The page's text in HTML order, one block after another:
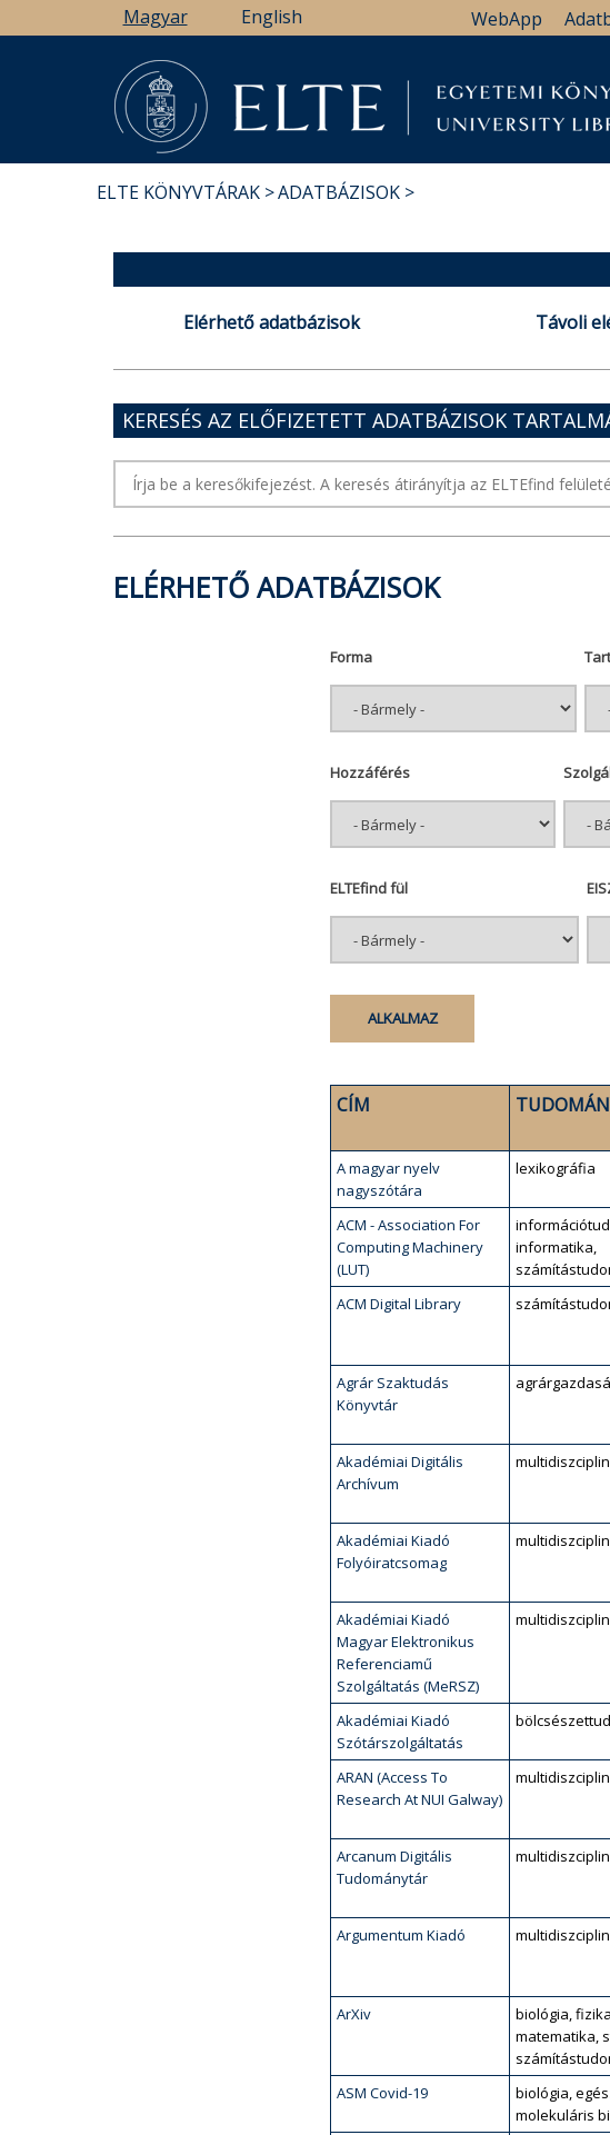
a
Magyar English WebApp
ELTE KÖNYVTÁRAK ADATBÁZISOK
Elérhető adatbázisok Távoli
KERESÉS AZ ELŐFIZETETT ADATBÁZISOK
ELÉRHETŐ ADATBÁZISOK
Forma
Hozzáférés
ELTEfind fül
CÍM
A magyar nyelv
nagyszótára
lexikográfia
ACM - Association For
Computing Machinery
(LUT)
informatika,
ACM Digital Library
Agrár Szaktudás
Könyvtár
Akadémiai Digitális
Archívum
Akadémiai Kiadó
Folyóiratcsomag
Akadémiai Kiadó
Magyar Elektronikus
Referenciamű
Szolgáltatás (MeRSZ)
Akadémiai Kiadó
Szótárszolgáltatás
ARAN (Access To
Research At NUI Galway)
Arcanum Digitális
Tudománytár
Argumentum Kiadó
ArXiv
biológia,
matematika,
ASM Covid-19
biológia,
molekuláris